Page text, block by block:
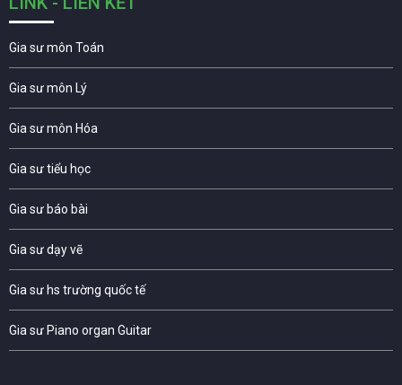
Gia sư môn Toán
Gia sư môn Lý
Gia sư môn Hóa
Gia sư tiểu học
Gia sư báo bài
Gia sư dạy vẽ
Gia sư hs trường quốc tế
Gia sư Piano organ Guitar